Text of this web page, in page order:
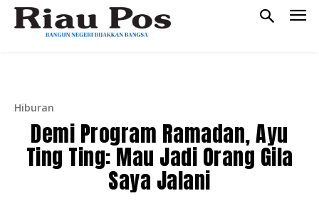
Hiburan
Demi Program Ramadan, Ayu
Ting Ting: Mau Jadi Orang Gila
Saya Jalani